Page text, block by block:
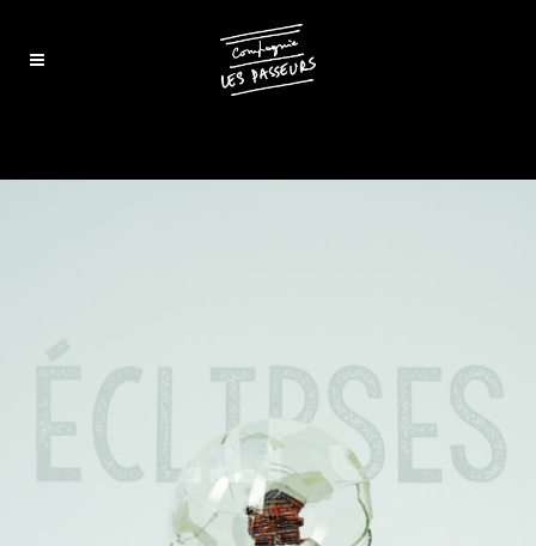
éclipses